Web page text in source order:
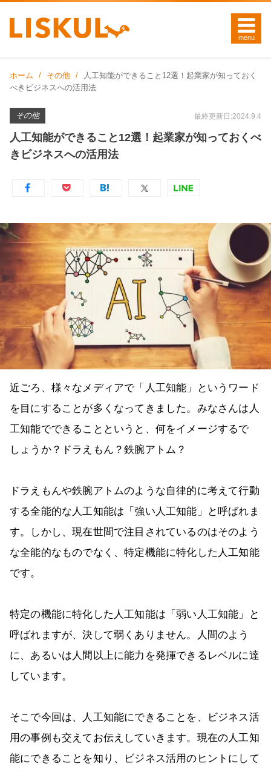
ホーム その他
人工知能ができること12選！起業家が知っておく
べきビジネスへの活用法
その他 最終更新日:2024.9.4
人工知能ができること12選！起業家が知っておくべ
きビジネスへの活用法
近ごろ、様々なメディアで「人工知能」というワード
を目にすることが多くなってきました。みなさんは人
工知能でできることというと、何をイメージするで
しょうか？ドラえもん？鉄腕アトム？
ドラえもんや鉄腕アトムのような自律的に考えて行動
する全能的な人工知能は「強い人工知能」と呼ばれま
す。しかし、現在世間で注目されているのはそのよう
な全能的なものでなく、特定機能に特化した人工知能
です。
特定の機能に特化した人工知能は「弱い人工知能」と
呼ばれますが、決して弱くありません。人間のよう
に、あるいは人間以上に能力を発揮できるレベルに達
しています。
そこで今回は、人工知能にできることを、ビジネス活
用の事例も交えてお伝えしていきます。現在の人工知
能にできることを知り、ビジネス活用のヒントにして